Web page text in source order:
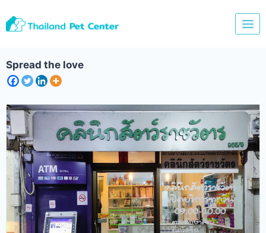
to
Spread the love